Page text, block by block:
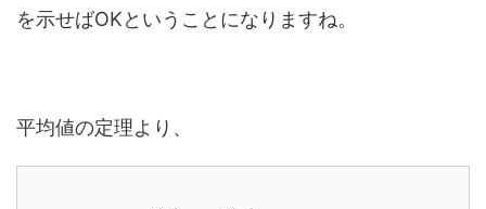
を示せばOKということになりますね。
平均値の定理より、